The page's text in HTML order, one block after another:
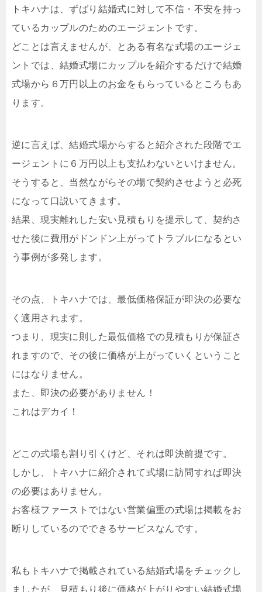
トキハナは、ずばり結婚式に対して不信・不安を持っ
ているカップルのためのエージェントです。
どことは言えませんが、とある有名な式場のエージェ
ントでは、結婚式場にカップルを紹介するだけで結婚
式場から６万円以上のお金をもらっているところもあ
ります。
逆に言えば、結婚式場からすると紹介された段階でエ
ージェントに６万円以上も支払わないといけません。
そうすると、当然ながらその場で契約させようと必死
になって口説いてきます。
結果、現実離れした安い見積もりを提示して、契約さ
せた後に費用がドンドン上がってトラブルになるとい
う事例が多発します。
その点、トキハナでは、最低価格保証が即決の必要な
く適用されます。
つまり、現実に則した最低価格での見積もりが保証さ
れますので、その後に価格が上がっていくということ
にはなりません。
また、即決の必要がありません！
これはデカイ！
どこの式場も割り引くけど、それは即決前提です。
しかし、トキハナに紹介されて式場に訪問すれば即決
の必要はありません。
お客様ファーストではない営業偏重の式場は掲載をお
断りしているのでできるサービスなんです。
私もトキハナで掲載されている結婚式場をチェックし
ましたが、見積もり後に価格が上がりやすい結婚式場